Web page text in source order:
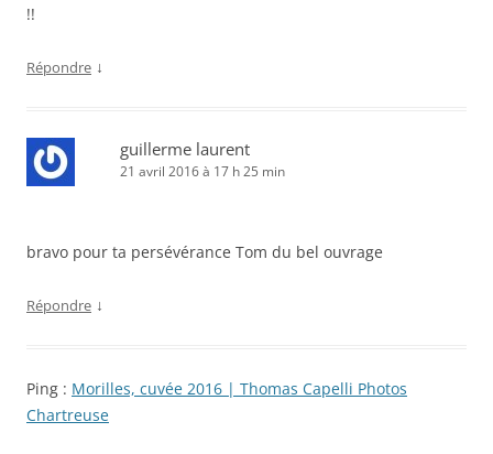
!!
Répondre ↓
guillerme laurent
21 avril 2016 à 17 h 25 min
bravo pour ta persévérance Tom du bel ouvrage
Répondre ↓
Ping : Morilles, cuvée 2016 | Thomas Capelli Photos
Chartreuse